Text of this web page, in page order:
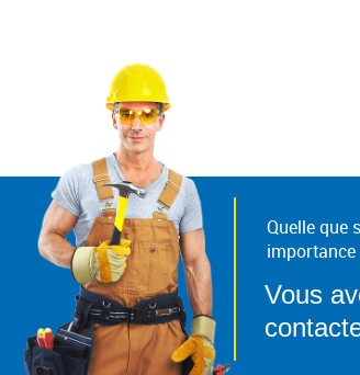
Quelle que
importance
Vous